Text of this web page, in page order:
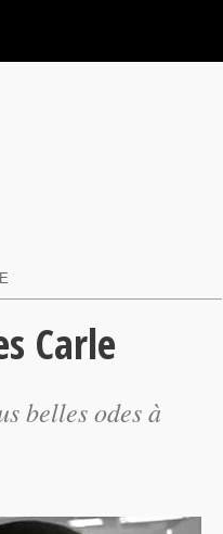
Carle
belles odes à